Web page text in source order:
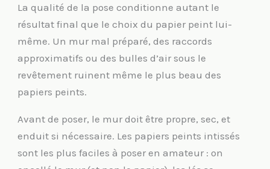
La qualité de la pose conditionne autant le
résultat final que le choix du papier peint lui-
même. Un mur mal préparé, des raccords
approximatifs ou des bulles d’air sous le
revêtement ruinent même le plus beau des
papiers peints.
Avant de poser, le mur doit être propre, sec, et
enduit si nécessaire. Les papiers peints intissés
sont les plus faciles à poser en amateur : on